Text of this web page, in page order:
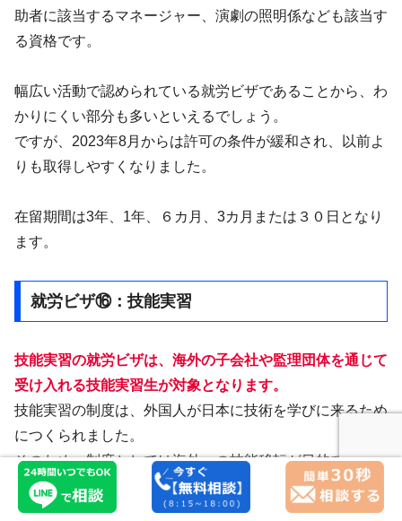
助者に該当するマネージャー、演劇の照明係なども該当す
る資格です。
幅広い活動で認められている就労ビザであることから、わ
かりにくい部分も多いといえるでしょう。
ですが、2023年8月からは許可の条件が緩和され、以前よ
りも取得しやすくなりました。
在留期間は3年、1年、６カ月、3カ月または３０日となり
ます。
就労ビザ⑯：技能実習
技能実習の就労ビザは、海外の子会社や監理団体を通じて
受け入れる技能実習生が対象となります。
技能実習の制度は、外国人が日本に技術を学びに来るため
につくられました。
そのため、制度としては海外への技能移転が目的であり、
日本の労働力を増やするためのものではありません。